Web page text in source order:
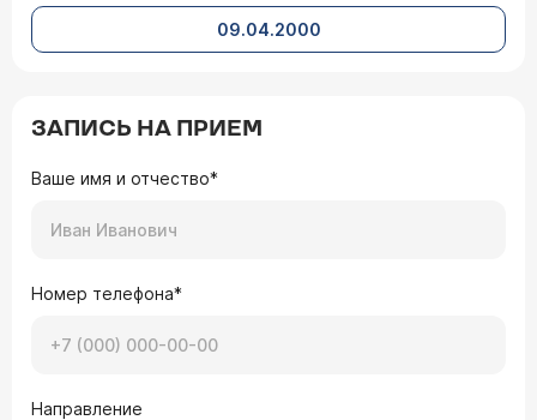
09.04.2000
ЗАПИСЬ НА ПРИЕМ
Ваше имя и отчество*
Номер телефона*
Направление